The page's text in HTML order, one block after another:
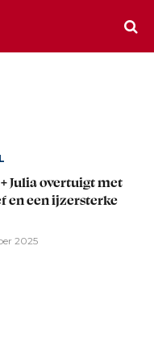
Julia overtuigt met
en een ijzersterke
2025